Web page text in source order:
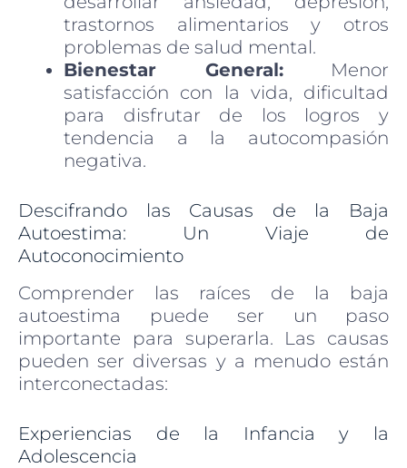
trastornos alimentarios y otros
problemas de salud mental.
Bienestar General:Menor
satisfacción con la vida, dificultad
para disfrutar de los logros y
tendencia a la autocompasión
negativa.
Descifrando las Causas de la Baja
Autoestima: Un Viaje de
Autoconocimiento
Comprender las raíces de la baja
autoestima puede ser un paso
importante para superarla. Las causas
pueden ser diversas y a menudo están
interconectadas:
Experiencias de la Infancia y la
Adolescencia